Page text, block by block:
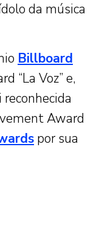
da música
Billboard
“La Voz” e,
Award
por sua